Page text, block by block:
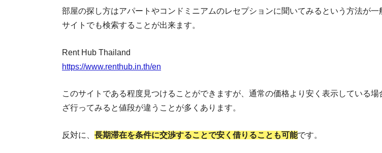
部屋の探し方はアパートやコンドミニアムのレセプションに聞いてみるという方法が一
サイトでも検索することが出来ます。
Rent Hub Thailand
https://www.renthub.in.th/en
このサイトである程度見つけることができますが、通常の価格より安く表示している場
ざ行ってみると値段が違うことが多くあります。
反対に、 長期滞在を条件に交渉することで安く借りることも可能です。